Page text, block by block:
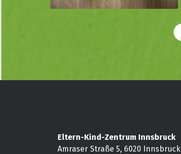
Eltern-Kind-Zentrum Innsbruck
Amraser Straße 5, 6020 Innsbruck